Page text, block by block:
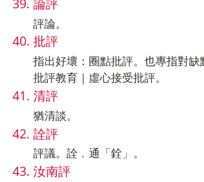
評論。
批評
指出好壞：圈點批評。也專指對缺
批評教育｜虛心接受批評。
清評
猶清談。
詮評
評議。詮﹐通「銓」。
汝南評